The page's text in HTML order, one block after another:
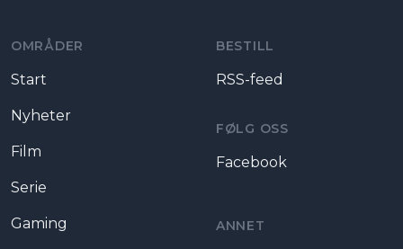
OMRÅDER
Start
Nyheter
Film
Serie
Gaming
BESTILL
RSS-feed
FØLG OSS
Facebook
ANNET